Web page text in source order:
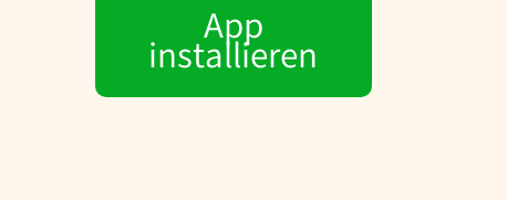
App
installieren